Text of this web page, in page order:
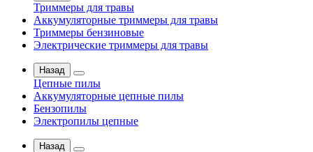
Триммеры для травы
Аккумуляторные триммеры для травы
Триммеры бензиновые
Электрические триммеры для травы
Назад
Цепные пилы
Аккумуляторные цепные пилы
Бензопилы
Электропилы цепные
Назад